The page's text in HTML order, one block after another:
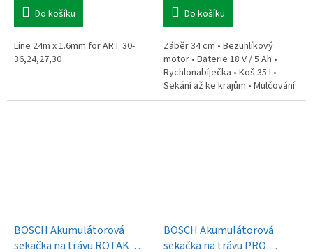
Do košíku
Line 24m x 1.6mm for ART 30-
36,24,27,30
Do košíku
Záběr 34 cm • Bezuhlíkový
motor • Baterie 18 V / 5 Ah •
Rychlonabíječka • Koš 35 l •
Sekání až ke krajům • Mulčování
• Výkon 350 m2 • Nastavitelná
BOSCH Akumulátorová
sekačka na trávu ROTAK
BOSCH Akumulátorová
sekačka na trávu PRO